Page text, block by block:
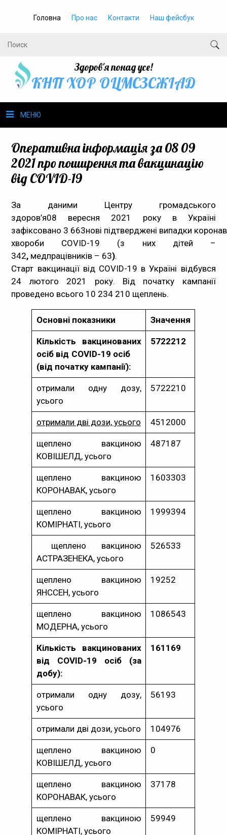
Головна Про нас Контакти Наш фейсбук
Здоров'я понад усе!
КНП ХОР ОЦМСЗСЖIАД
МЕНЮ
Громадське здоров’я
Громадянам
Медпрацівникам
Статистика
Документи
Контакти
Карта сайта
Оперативна інформація за 08 09
2021 про поширення та вакцинацію
від COVID-19
За даними Центру громадського
здоров’я08 вересня 2021 року в Україні
зафіксовано 3 663нові підтверджені випадки
хвороби COVID-19 (з них дітей –
342, медпрацівників – 63).
Старт вакцинації від COVID-19 в Україні відбувся
24 лютого 2021 року. Від початку кампанії
проведено всього 10 234 210 щеплень.
Основні показники Значення
Кількість вакцинованих
осіб від COVID-19 осіб
(від початку кампанії):
5722212
отримали одну дозу,
усього
5722210
отримали дві дози, усього 4512000
щеплено вакциною
КОВІШЕЛД, усього
487187
щеплено вакциною
КОРОНАВАК, усього
1603303
щеплено вакциною
КОМІРНАТІ, усього
1999394
щеплено вакциною
АСТРАЗЕНЕКА, усього
526533
щеплено вакциною
ЯНССЕН, усього
19252
щеплено вакциною
МОДЕРНА, усього
1086543
Кількість вакцинованих
від COVID-19 осіб (за
добу):
161169
отримали одну дозу,
усього
56193
отримали дві дози, усього 104976
щеплено вакциною
КОВІШЕЛД, усього
0
щеплено вакциною
КОРОНАВАК, усього
37178
щеплено вакциною
КОМІРНАТІ, усього
59949